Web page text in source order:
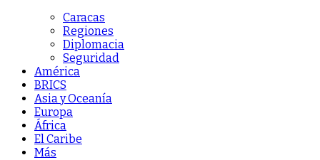
Caracas
Regiones
Diplomacia
Seguridad
América
BRICS
Asia y Oceanía
Europa
África
El Caribe
Más